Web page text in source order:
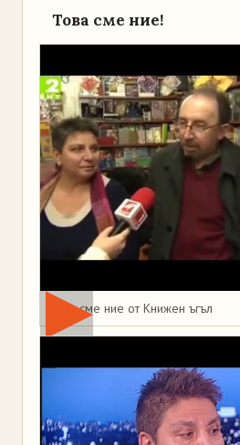
Това сме ние!
Това сме ние от Книжен ъгъл